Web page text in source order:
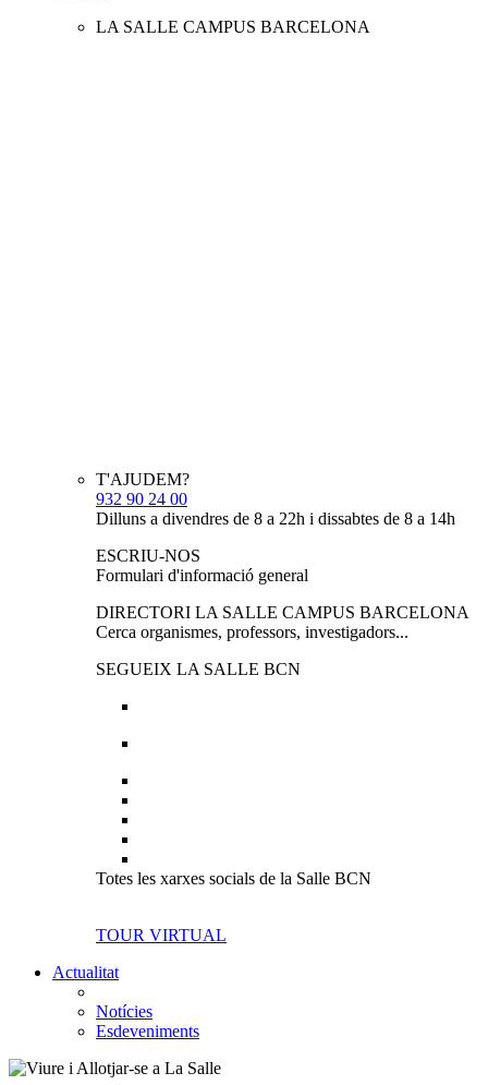
LA SALLE CAMPUS BARCELONA
T'AJUDEM?
932 90 24 00
Dilluns a divendres de 8 a 22h i dissabtes de 8 a 14h
ESCRIU-NOS
Formulari d'informació general
DIRECTORI LA SALLE CAMPUS BARCELONA
Cerca organismes, professors, investigadors...
SEGUEIX LA SALLE BCN
Totes les xarxes socials de la Salle BCN
TOUR VIRTUAL
Actualitat
Notícies
Esdeveniments